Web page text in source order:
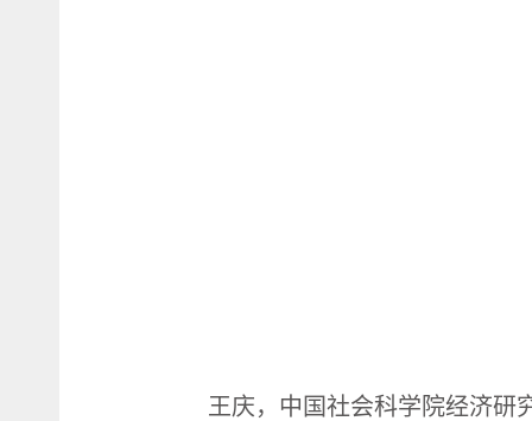
王庆，中国社会科学院经济研